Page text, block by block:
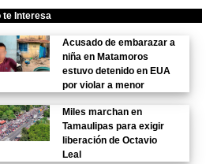
te Interesa
Acusado de embarazar a
niña en Matamoros
estuvo detenido en EUA
por violar a menor
Miles marchan en
Tamaulipas para exigir
liberación de Octavio
Leal